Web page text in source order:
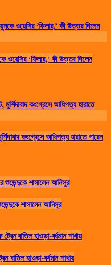
‘ফিলার,’ কী উত্তর দিলেন
কংগ্রেসে আধিপত্য হারাতে পারেন
শাসালেন আনিসুর
বাতিল হাওড়া-বর্ধমান শাখায়